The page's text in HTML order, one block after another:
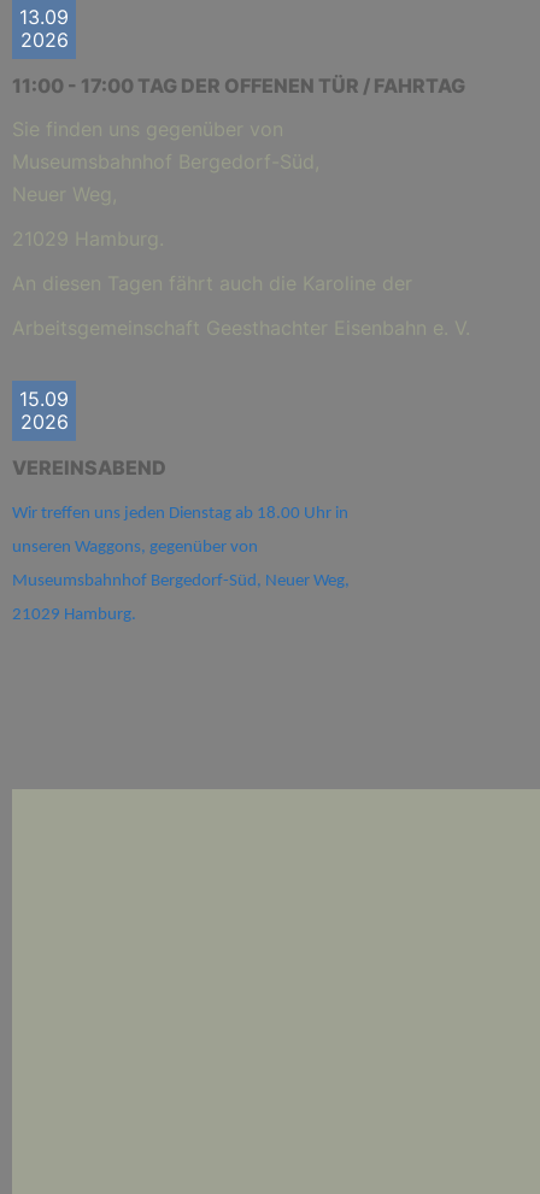
13.09
2026
11:00 - 17:00 TAG DER OFFENEN TÜR / FAHRTAG
Sie finden uns gegenüber von
Museumsbahnhof Bergedorf-Süd,
Neuer Weg,
21029 Hamburg.
An diesen Tagen fährt auch die Karoline der
Arbeitsgemeinschaft Geesthachter Eisenbahn e. V.
15.09
2026
VEREINSABEND
Wir treffen uns jeden Dienstag ab 18.00 Uhr in
unseren Waggons, gegenüber von
Museumsbahnhof Bergedorf-Süd, Neuer Weg,
21029 Hamburg.